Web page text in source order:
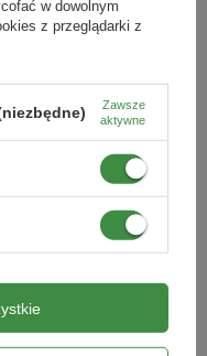
Biała 'Caraflex' F1 –
w dowolnym
z przeglądarki z
Zawsze
aktywne